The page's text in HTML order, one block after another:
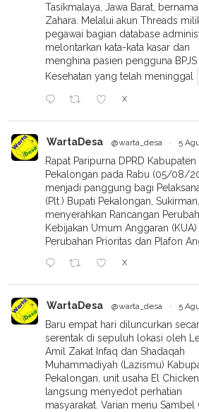
Hadirkan
Kesehatan Gratis
Masyarakat
‎Pemdes
Bersama
Desa
Tasikmalaya, Jawa Barat,
Zahara. Melalui akun Threads
pegawai bagian database
melontarkan kata-kata kasar dan
menghina pasien pengguna BPJS
Kesehatan yang telah meninggal
X
WartaDesa @warta_desa · 5
Rapat Paripurna DPRD Kabupaten
Pekalongan pada Rabu (05/08/
menjadi panggung bagi
(Plt.) Bupati Pekalongan,
menyerahkan Rancangan
Kebijakan Umum Anggaran
Perubahan Prioritas dan Plafon
X
WartaDesa @warta_desa · 5
Baru empat hari diluncurkan
serentak di sepuluh lokasi oleh
Amil Zakat Infaq dan Shadaqah
Muhammadiyah (Lazismu)
Pekalongan, unit usaha El Chicken
langsung menyedot perhatian
masyarakat. Varian menu Sambel